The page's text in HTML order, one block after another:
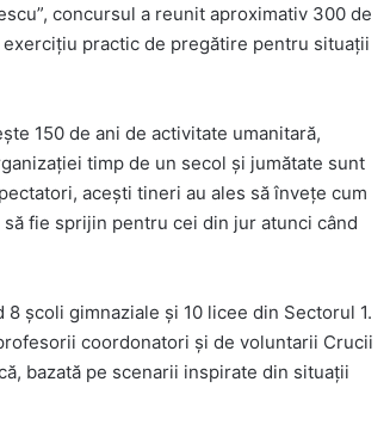
concursul a reunit aproximativ 300 de
practic de pregătire pentru situații
150 de ani de activitate umanitară,
timp de un secol și jumătate sunt
acești tineri au ales să învețe cum
fie sprijin pentru cei din jur atunci când
școli gimnaziale și 10 licee din Sectorul 1.
coordonatori și de voluntarii Crucii
bazată pe scenarii inspirate din situații